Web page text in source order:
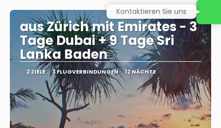
aus Zürich mit Emirates - 3
Tage Dubai + 9 Tage Sri
Lanka Baden
2 ZIELE 3 FLUGVERBINDUNGEN 12 NÄCHTE
Kontaktieren Sie uns